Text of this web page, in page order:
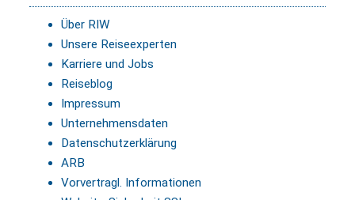
Über RIW
Unsere Reiseexperten
Karriere und Jobs
Reiseblog
Impressum
Unternehmensdaten
Datenschutzerklärung
ARB
Vorvertragl. Informationen